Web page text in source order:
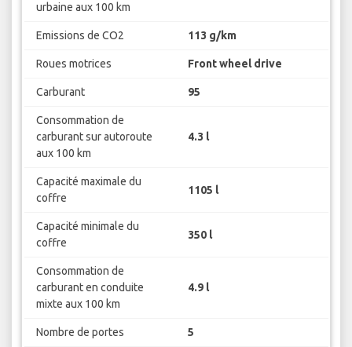
urbaine aux 100 km
Emissions de CO2 113 g/km
Roues motrices Front wheel drive
Carburant 95
Consommation de
carburant sur autoroute
aux 100 km
4.3 l
Capacité maximale du
coffre
1105 l
Capacité minimale du
coffre
350 l
Consommation de
carburant en conduite
mixte aux 100 km
4.9 l
Nombre de portes 5